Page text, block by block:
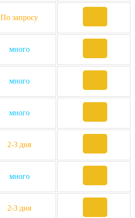
По запросу
много
много
много
2-3 дня
много
2-3 дня